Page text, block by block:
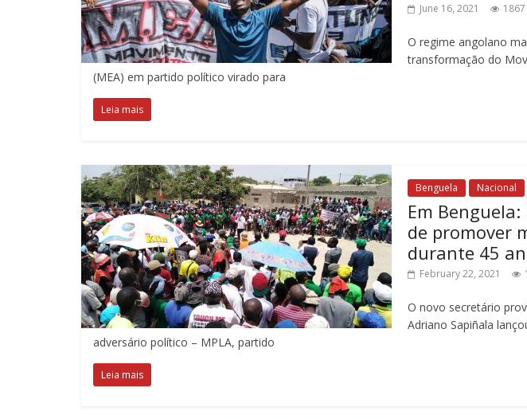
June 16, 2021
O regime angolano
transformação do
(MEA) em partido político virado para
Leia mais
Benguela Nacional
Em Benguela:
de promover
durante 45
February 22, 2021
O novo secretário
Adriano Sapiñala
adversário político – MPLA, partido
Leia mais